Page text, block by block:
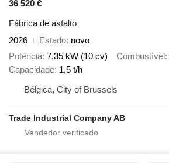
36 520 €
Fábrica de asfalto
2026
Estado novo
Potência 7.35 kW (10 cv) Combustível
Capacidade 1,5 t/h
Bélgica, City of Brussels
Trade Industrial Company AB